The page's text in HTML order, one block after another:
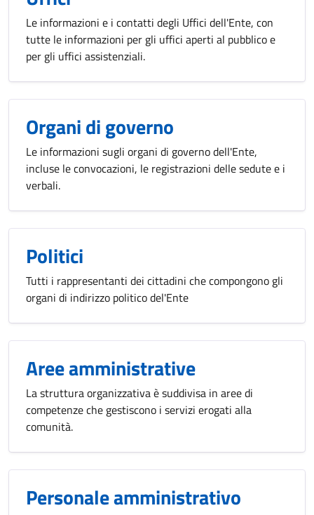
Le informazioni e i contatti degli Uffici dell'Ente, con
tutte le informazioni per gli uffici aperti al pubblico e
per gli uffici assistenziali.
Organi di governo
Le informazioni sugli organi di governo dell'Ente,
incluse le convocazioni, le registrazioni delle sedute e i
verbali.
Politici
Tutti i rappresentanti dei cittadini che compongono gli
organi di indirizzo politico del'Ente
Aree amministrative
La struttura organizzativa è suddivisa in aree di
competenze che gestiscono i servizi erogati alla
comunità.
Personale amministrativo